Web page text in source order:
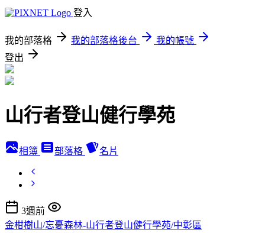
登入
我的部落格 我的部落格後台
我的帳號
登出
山行者登山健行學苑
相簿 部落格 名片
3週前
金柑樹山/忘憂森林-山行者登山健行學苑/中彰區